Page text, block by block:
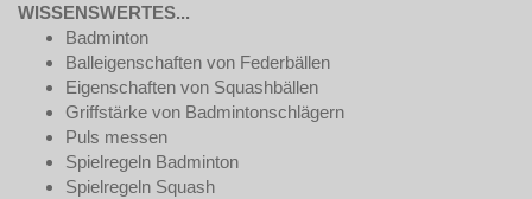
WISSENSWERTES...
Badminton
Balleigenschaften von Federbällen
Eigenschaften von Squashbällen
Griffstärke von Badmintonschlägern
Puls messen
Spielregeln Badminton
Spielregeln Squash